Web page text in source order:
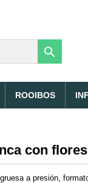

ROOIBOS
con
a presión,